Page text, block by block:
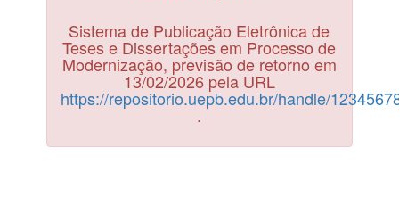
Sistema de Publicação Eletrônica de
Teses e Dissertações em Processo de
Modernização, previsão de retorno em
13/02/2026 pela URL
https://repositorio.uepb.edu.br/handle/
.